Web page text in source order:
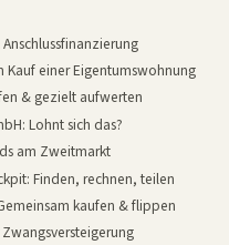
Kauf einer Eigentumswohnung
& gezielt aufwerten
Lohnt sich das?
am Zweitmarkt
Finden, rechnen, teilen
kaufen & flippen